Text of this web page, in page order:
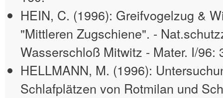
HEIN, C. (1996): Greifvogelzug &
"Mittleren Zugschiene". -
Wasserschloß Mitwitz - Mater. I/96:
HELLMANN, M. (1996):
Schlafplätzen von Rotmilan und